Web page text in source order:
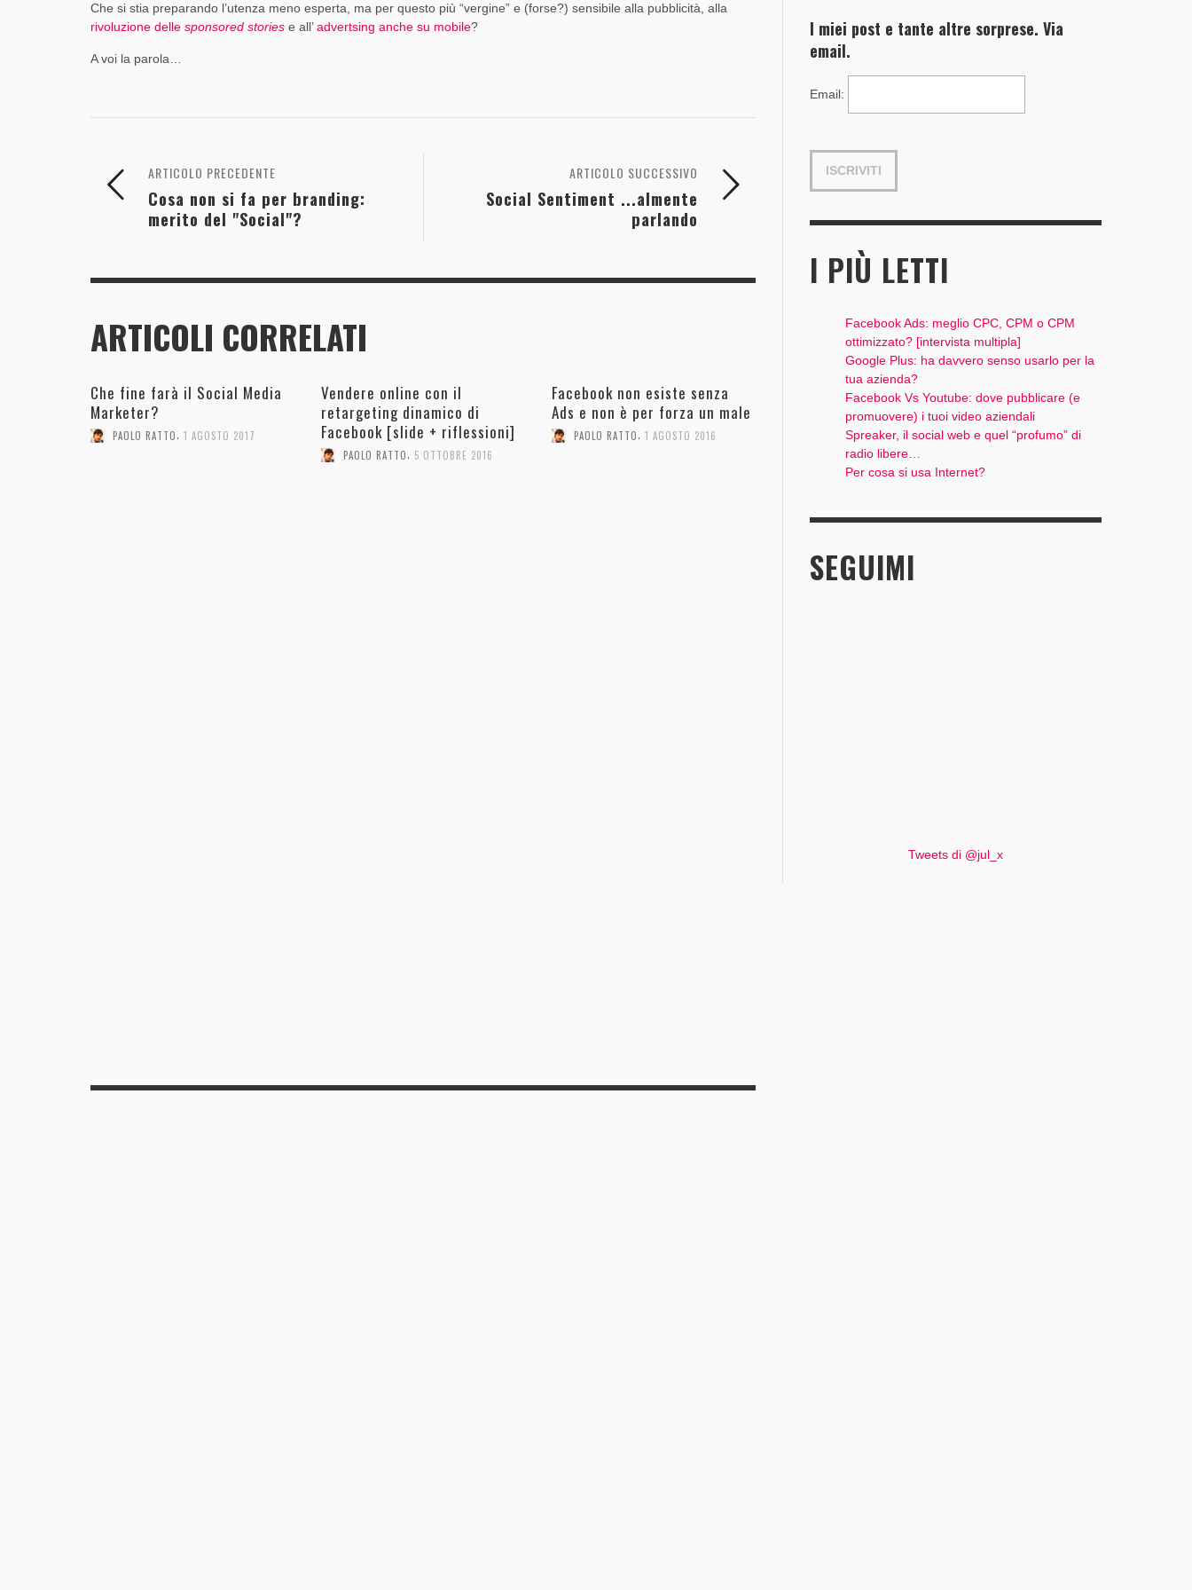
Che si stia preparando l’utenza meno esperta, ma per questo più “vergine” e (forse?) sensibile alla pubblicità, alla
rivoluzione delle sponsored stories e all’advertsing anche su mobile?
A voi la parola…
ARTICOLO SUCCESSIVO
Social Sentiment ...almente
parlando
ARTICOLO PRECEDENTE
Cosa non si fa per branding:
merito del "Social"?
ARTICOLI CORRELATI
Che fine farà il Social Media
Marketer?
PAOLO RATTO, 1 AGOSTO 2017
Vendere online con il
retargeting dinamico di
Facebook [slide + riflessioni]
PAOLO RATTO, 5 OTTOBRE 2016
Facebook non esiste senza
Ads e non è per forza un male
PAOLO RATTO, 1 AGOSTO 2016
I miei post e tante altre sorprese. Via
email.
Email:
I PIÙ LETTI
Facebook Ads: meglio CPC, CPM o CPM
ottimizzato? [intervista multipla]
Google Plus: ha davvero senso usarlo per la
tua azienda?
Facebook Vs Youtube: dove pubblicare (e
promuovere) i tuoi video aziendali
Spreaker, il social web e quel “profumo” di
radio libere…
Per cosa si usa Internet?
SEGUIMI
Tweets di @jul_x